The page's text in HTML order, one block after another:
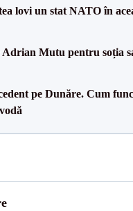
lovi un stat NATO în
Adrian Mutu pentru soția
pe Dunăre. Cum